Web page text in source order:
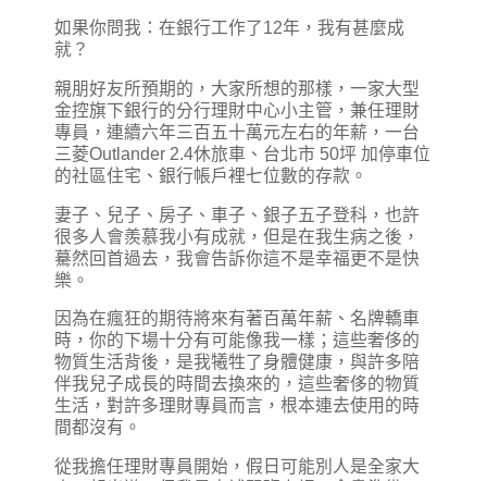
如果你問我：在銀行工作了12年，我有甚麼成
就？
親朋好友所預期的，大家所想的那樣，一家大型
金控旗下銀行的分行理財中心小主管，兼任理財
專員，連續六年三百五十萬元左右的年薪，一台
三菱Outlander 2.4休旅車、台北市 50坪 加停車位
的社區住宅、銀行帳戶裡七位數的存款。
妻子、兒子、房子、車子、銀子五子登科，也許
很多人會羨慕我小有成就，但是在我生病之後，
驀然回首過去，我會告訴你這不是幸福更不是快
樂。
因為在瘋狂的期待將來有著百萬年薪、名牌轎車
時，你的下場十分有可能像我一樣；這些奢侈的
物質生活背後，是我犧牲了身體健康，與許多陪
伴我兒子成長的時間去換來的，這些奢侈的物質
生活，對許多理財專員而言，根本連去使用的時
間都沒有。
從我擔任理財專員開始，假日可能別人是全家大